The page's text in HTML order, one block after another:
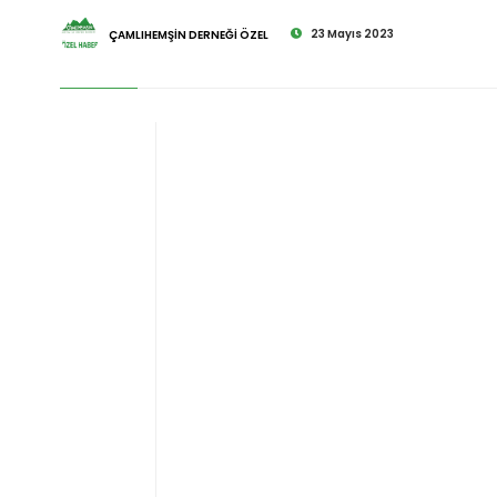
ÇAMLIHEMŞİN DERNEĞİ ÖZEL 23 Mayıs 2023